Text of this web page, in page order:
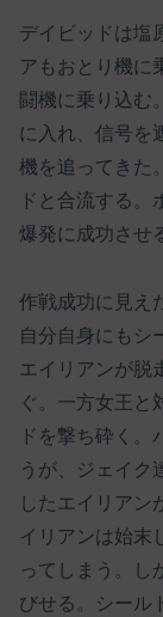
デイビッドは塩
アもおとり機に
闘機に乗り込む
に入れ、信号を
機を追ってきた
ドと合流する
爆発に成功させ
作戦成功に見え
自分自身にもシ
エイリアンが脱
ぐ。一方女王と
ドを撃ち砕く
うが、ジェイク
したエイリアン
イリアンは始末
ってしまう。し
びせる。シール